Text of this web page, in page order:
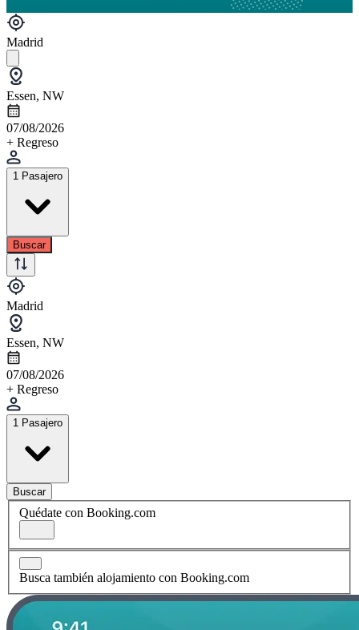
Madrid
Essen, NW
07/08/2026
+ Regreso
1 Pasajero
Buscar
Madrid
Essen, NW
07/08/2026
+ Regreso
1 Pasajero
Buscar
Quédate con Booking.com
Busca también alojamiento con Booking.com